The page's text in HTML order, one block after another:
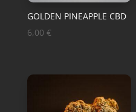
GOLDEN PINEAPPLE CBD
6,00 €